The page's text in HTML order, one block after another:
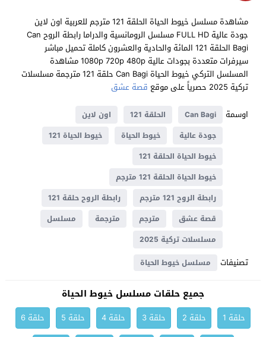
مشاهدة مسلسل خيوط الحياة الحلقة 121 مترجم للعربية اون لاين
جودة عالية FULL HD مسلسل الرومانسية والدراما رابطة الروح Can
Bagi الحلقة 121 المائة والحادية والعشرون كاملة تحميل مباشر
سيرفرات متعددة بجودات عالية 1080p 720p 480p مشاهدة
المسلسل التركي خيوط الحياة Can Bagi حلقة 121 مترجمة مسلسلات
تركية 2025 حصرياً على موقع
قصة عشق
اوسمة
Can Bagi الحلقة 121
اون لاين
جودة عالية
خيوط الحياة
خيوط الحياة 121
خيوط الحياة الحلقة 121
خيوط الحياة الحلقة 121 مترجم
رابطة الروح 121 مترجم
رابطة الروح حلقة 121
قصة عشق
مترجم مترجمة
مسلسل
مسلسلات تركية 2025
تصنيفات مسلسل خيوط الحياة
جميع حلقات مسلسل خيوط الحياة
حلقة 1 حلقة 2 حلقة 3 حلقة 4 حلقة 5
حلقة 6